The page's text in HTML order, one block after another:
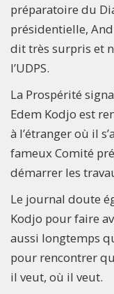
préparatoire du
présidentielle,
dit très surpris et
l’UDPS.
La Prospérité
Edem Kodjo est
à l’étranger où il
fameux Comité
démarrer les
Le journal doute
Kodjo pour faire
aussi longtemps
pour rencontrer
il veut, où il veut.